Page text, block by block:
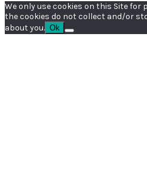
We only use cookies on this Site
the cookies do not collect and/or
about you. Ok